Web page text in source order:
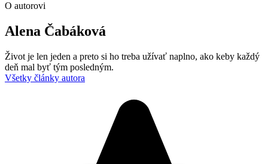
O autorovi
Alena Čabáková
Život je len jeden a preto si ho treba užívať naplno, ako keby každý
deň mal byť tým posledným.
Všetky články autora